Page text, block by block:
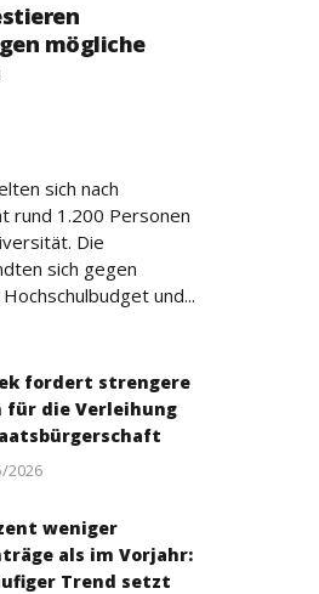
mögliche
sich nach
rund 1.200 Personen
Die
sich gegen
und...
fordert strengere
für die Verleihung
2026
weniger
als im Vorjahr:
Trend setzt